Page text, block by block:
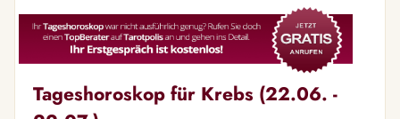
Tageshoroskop für Krebs (22.06. -